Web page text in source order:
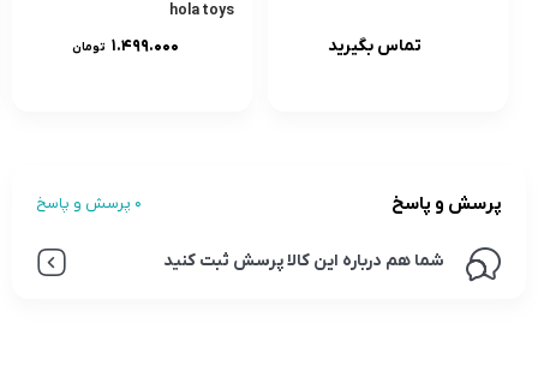
تماس بگیرید
hola toys
۱.۴۹۹.۰۰۰ تومان
پرسش و پاسخ 0 پرسش و پاسخ
شما هم درباره این کالا پرسش ثبت کنید